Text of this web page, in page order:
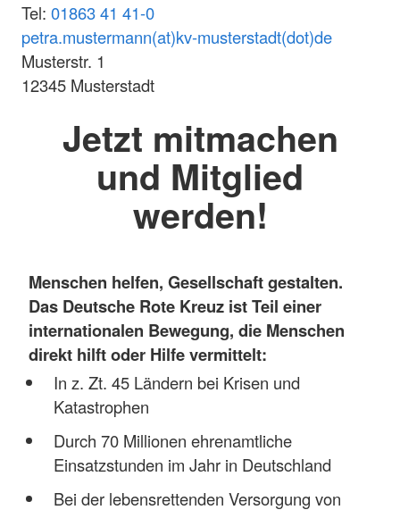
Tel: 01863 41 41-0
petra.mustermann(at)kv-musterstadt(dot)de
Musterstr. 1
12345 Musterstadt
Jetzt mitmachen
und Mitglied
werden!
Menschen helfen, Gesellschaft gestalten.
Das Deutsche Rote Kreuz ist Teil einer
internationalen Bewegung, die Menschen
direkt hilft oder Hilfe vermittelt:
In z. Zt. 45 Ländern bei Krisen und
Katastrophen
Durch 70 Millionen ehrenamtliche
Einsatzstunden im Jahr in Deutschland
Bei der lebensrettenden Versorgung von